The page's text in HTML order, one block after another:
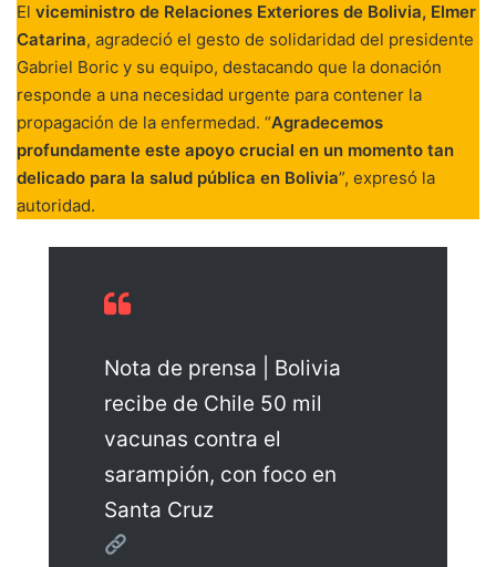
El viceministro de Relaciones Exteriores de Bolivia, Elmer
Catarina, agradeció el gesto de solidaridad del presidente
Gabriel Boric y su equipo, destacando que la donación
responde a una necesidad urgente para contener la
propagación de la enfermedad. “Agradecemos
profundamente este apoyo crucial en un momento tan
delicado para la salud pública en Bolivia”, expresó la
autoridad.
Nota de prensa | Bolivia
recibe de Chile 50 mil
vacunas contra el
sarampión, con foco en
Santa Cruz